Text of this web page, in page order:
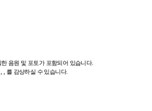
한 음원 및 포토가 포함되어 있습니다.
를 감상하실 수 있습니다.